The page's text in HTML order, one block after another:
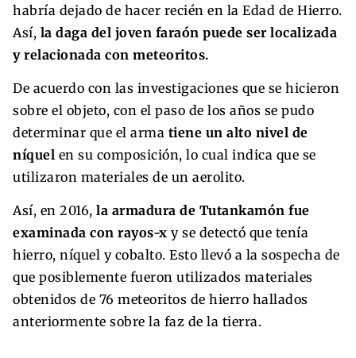
habría dejado de hacer recién en la Edad de Hierro.
Así, la daga del joven faraón puede ser localizada
y relacionada con meteoritos.
De acuerdo con las investigaciones que se hicieron
sobre el objeto, con el paso de los años se pudo
determinar que el arma tiene un alto nivel de
níquel en su composición, lo cual indica que se
utilizaron materiales de un aerolito.
Así, en 2016, la armadura de Tutankamón fue
examinada con rayos-x y se detectó que tenía
hierro, níquel y cobalto. Esto llevó a la sospecha de
que posiblemente fueron utilizados materiales
obtenidos de 76 meteoritos de hierro hallados
anteriormente sobre la faz de la tierra.